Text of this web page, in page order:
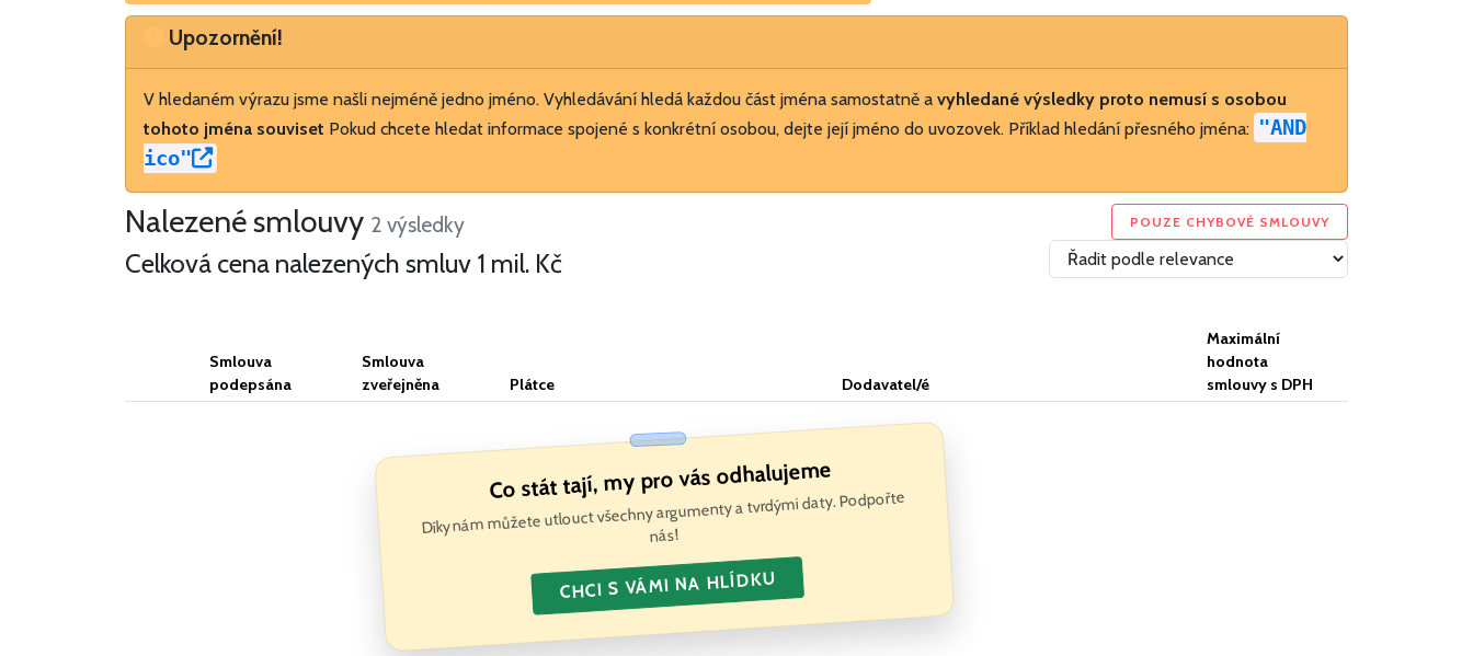
Upozornění
Upozornění!
V hledaném výrazu jsme našli nejméně jedno jméno. Vyhledávání hledá každou část jména samostatně a vyhledané výsledky proto nemusí s osobou
tohoto jména souviset Pokud chcete hledat informace spojené s konkrétní osobou, dejte její jméno do uvozovek. Příklad hledání přesného jména: "AND
ico"
Nalezené smlouvy 2 výsledky
Celková cena nalezených smluv 1 mil. Kč
POUZE CHYBOVÉ SMLOUVY
Smlouva
podepsána
Smlouva
zveřejněna
Plátce Dodavatel/é
Maximální
hodnota
smlouvy s DPH
Co stát tají, my pro vás odhalujeme
Díky nám můžete utlouct všechny argumenty a tvrdými daty. Podpořte
nás!
CHCI S VÁMI NA HLÍDKU